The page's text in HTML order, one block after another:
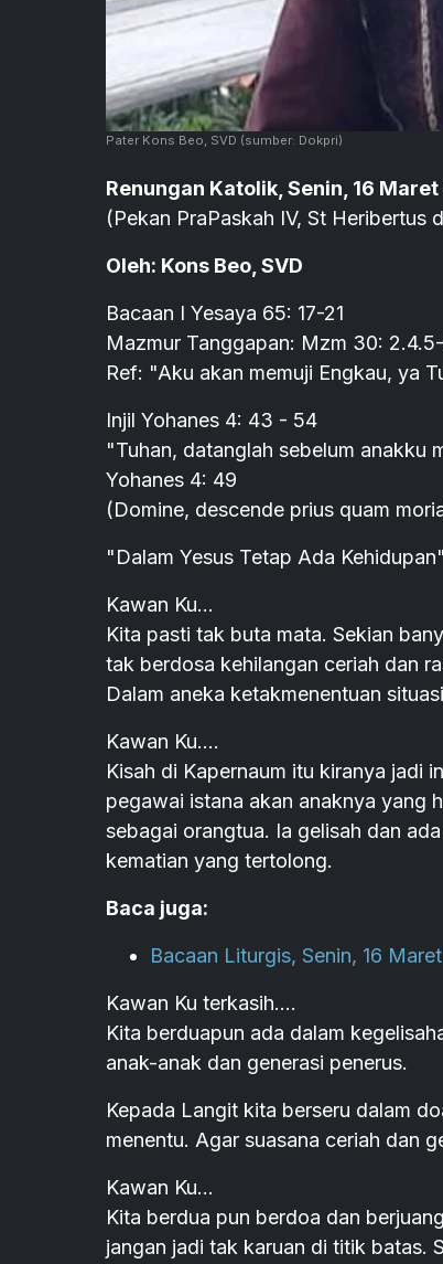
Pater Kons Beo, SVD (sumber: Dokpri)
Renungan Katolik, Senin, 16
(Pekan PraPaskah IV, St Heribertus
Oleh: Kons Beo, SVD
Bacaan I Yesaya 65: 17-21
Mazmur Tanggapan: Mzm 30: 2.4.5-
Ref: "Aku akan memuji Engkau, ya
Injil Yohanes 4: 43 - 54
"Tuhan, datanglah sebelum anakku
Yohanes 4: 49
(Domine, descende prius quam
"Dalam Yesus Tetap Ada Kehidupan"
Kawan Ku...
Kita pasti tak buta mata. Sekian
tak berdosa kehilangan ceriah dan
Dalam aneka ketakmenentuan
Kawan Ku....
Kisah di Kapernaum itu kiranya jadi
pegawai istana akan anaknya yang
sebagai orangtua. Ia gelisah dan
kematian yang tertolong.
Baca juga:
Bacaan Liturgis, Senin, 16
Kawan Ku terkasih....
Kita berduapun ada dalam
anak-anak dan generasi penerus.
Kepada Langit kita berseru dalam
menentu. Agar suasana ceriah dan
Kawan Ku...
Kita berdua pun berdoa dan
jangan jadi tak karuan di titik batas.